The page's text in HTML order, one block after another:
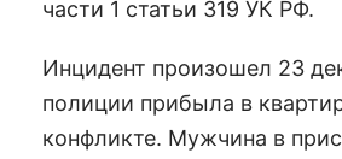
части 1 статьи 319 УК РФ.
Инцидент произошел 23
полиции прибыла в
конфликте. Мужчина в